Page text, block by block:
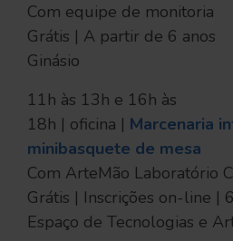
Com equipe de monitoria
Grátis | A partir de 6 anos
Ginásio
11h às 13h e 16h às
18h | oficina | Marcenaria
minibasquete de mesa
Com ArteMão Laboratório
Grátis | Inscrições on-line |
Espaço de Tecnologias e